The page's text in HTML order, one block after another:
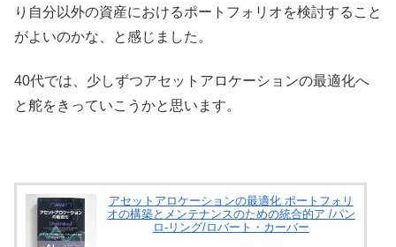
り自分以外の資産におけるポートフォリオを検討すること
がよいのかな、と感じました。
40代では、少しずつアセットアロケーションの最適化へ
と舵をきっていこうかと思います。
アセットアロケーションの最適化 ポートフォリ
オの構築とメンテナンスのための統合的ア /パン
ロ-リング/ロバート・カーバー